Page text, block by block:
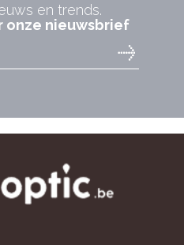
en trends.
onze nieuwsbrief